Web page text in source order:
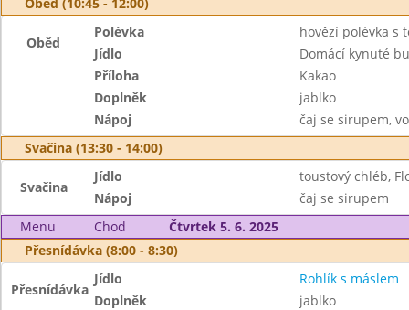
Oběd
Polévka
hovězí polévka s
Jídlo
Domácí kynuté
Příloha
Kakao
Doplněk
jablko
Nápoj
čaj se sirupem,
Svačina (13:30 - 14:00)
Svačina
Jídlo
toustový chléb,
Nápoj
čaj se sirupem
Menu
Chod
Čtvrtek 5. 6. 2025
Přesnídávka (8:00 - 8:30)
Přesnídávka
Jídlo
Rohlík s máslem
Doplněk
jablko